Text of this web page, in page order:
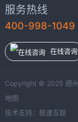
服务热线
400-998-1049
在线咨询
Copyright © 2025 德
地图
技术支持： 极速互联